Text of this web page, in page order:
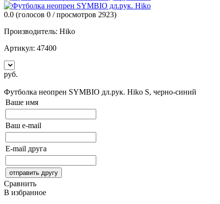
0.0 (голосов 0 / просмотров 2923)
Производитель: Hiko
Артикул: 47400
руб.
Футболка неопрен SYMBIO дл.рук. Hiko S, черно-синий
Ваше имя
Ваш e-mail
E-mail друга
Сравнить
В избранное